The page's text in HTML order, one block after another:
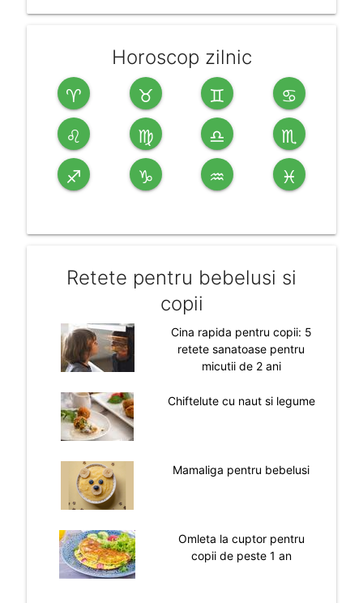
Horoscop zilnic
♈ ♉ ♊ ♋
♌ ♍ ♎ ♏
♐ ♑ ♒ ♓
Retete pentru bebelusi si
copii
Cina rapida pentru copii: 5
retete sanatoase pentru
micutii de 2 ani
Chiftelute cu naut si legume
Mamaliga pentru bebelusi
Omleta la cuptor pentru
copii de peste 1 an